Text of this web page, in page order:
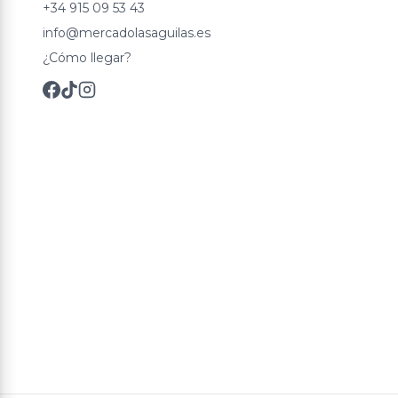
+34 915 09 53 43
info@mercadolasaguilas.es
¿Cómo llegar?